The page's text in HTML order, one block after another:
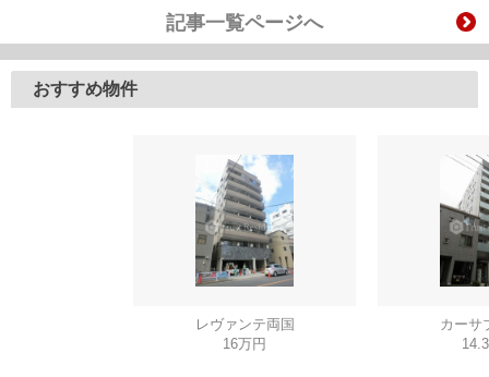
記事一覧ページへ
おすすめ物件
レヴァンテ両国
16万円
カーサ